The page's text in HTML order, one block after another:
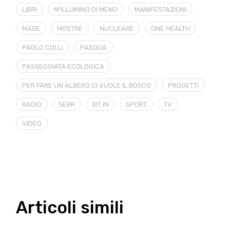
LIBRI M'ILLUMINO DI MENO MANIFESTAZIONI
MASE MOSTRE NUCLEARE ONE HEALTH
PAOLO COLLI PASQUA
PASSEGGIATA ECOLOGICA
PER FARE UN ALBERO CI VUOLE IL BOSCO PROGETTI
RADIO SERR SIT IN SPORT TV
VIDEO
Articoli simili